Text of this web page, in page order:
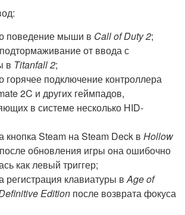
поведение мыши в Call of Duty 2;
от ввода с
в Titanfall 2;
горячее подключение контроллера
2C и других геймпадов,
в системе несколько HID-
кнопка Steam на Steam Deck в Hollow
обновления игры она ошибочно
как левый триггер;
регистрация клавиатуры вAge of
Edition после возврата фокуса